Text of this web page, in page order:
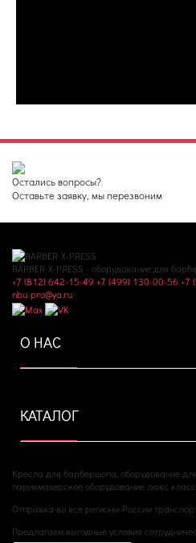
Остались вопросы?
Оставьте заявку, мы перезвоним
BARBER-X-PRESS - оборудование для
+7 (812) 642-15-49 +7 (499) 130-00-56 +7
nbu-pro@ya.ru
О НАС
КАТАЛОГ
Кресла для барбершопа, оборудование
парикмахерское оборудование люкс
Отправка во все регионы России
Предлагаем выгодные условия